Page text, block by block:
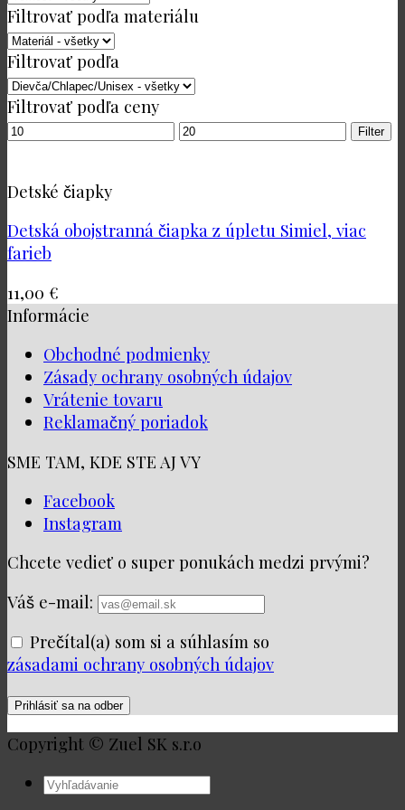
Filtrovať podľa materiálu
Filtrovať podľa
Filtrovať podľa ceny
Minimálna
Maximálna
Filter
Detské čiapky
Detská obojstranná čiapka z úpletu Simiel, viac
farieb
11,00 €
Informácie
Obchodné podmienky
Zásady ochrany osobných údajov
Vrátenie tovaru
Reklamačný poriadok
SME TAM, KDE STE AJ VY
Facebook
Instagram
Chcete vedieť o super ponukách medzi prvými?
Váš e-mail:
Prečítal(a) som si a súhlasím so
zásadami ochrany osobných údajov
Copyright © Zuel SK s.r.o
Hľadať: